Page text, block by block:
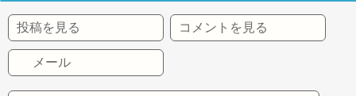
投稿を見る コメントを見る
メール